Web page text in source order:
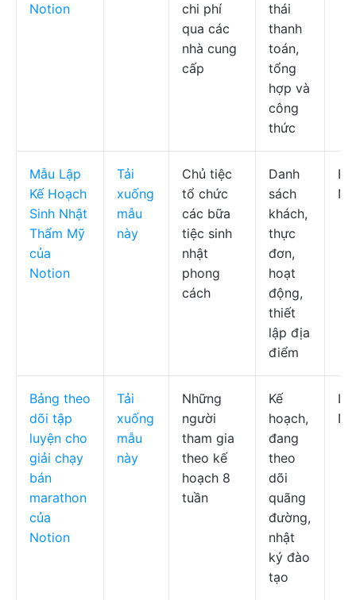
Notion
chi phí
qua các
nhà cung
cấp
thái
thanh
toán,
tổng
hợp và
công
thức
Mẫu Lập
Kế Hoạch
Sinh Nhật
Thẩm Mỹ
của
Notion
Tải
xuống
mẫu
này
Chủ tiệc
tổ chức
các bữa
tiệc sinh
nhật
phong
cách
Danh
sách
khách,
thực
đơn,
hoạt
động,
thiết
lập địa
điểm
Bảng theo
dõi tập
luyện cho
giải chạy
bán
marathon
của
Notion
Tải
xuống
mẫu
này
Những
người
tham gia
theo kế
hoạch 8
tuần
Kế
hoạch,
đang
theo
dõi
quãng
đường,
nhật
ký đào
tạo